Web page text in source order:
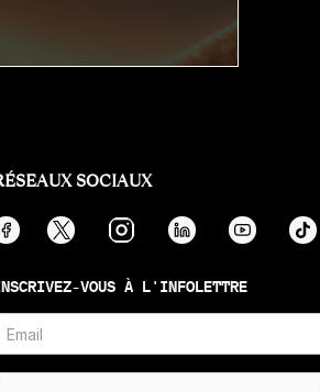
SOCIAUX
VOUS À L'INFOLETTRE